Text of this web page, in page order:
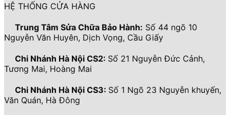
HỆ THỐNG CỬA HÀNG
Trung Tâm Sửa Chữa Bảo Hành: Số 44 ngõ 10
Nguyễn Văn Huyên, Dịch Vọng, Cầu Giấy
Chi Nhánh Hà Nội CS2: Số 21 Nguyễn Đức Cảnh,
Tương Mai, Hoàng Mai
Chi Nhánh Hà Nội CS3: Số 1 Ngõ 23 Nguyễn khuyến,
Văn Quán, Hà Đông